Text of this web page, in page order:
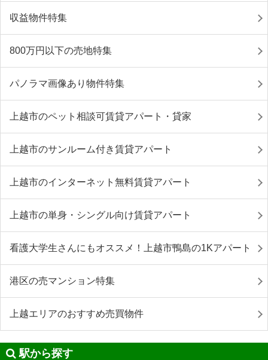
収益物件特集
800万円以下の売地特集
パノラマ画像あり物件特集
上越市のペット相談可賃貸アパート・貸家
上越市のサンルーム付き賃貸アパート
上越市のインターネット無料賃貸アパート
上越市の単身・シングル向け賃貸アパート
看護大学生さんにもオススメ！上越市鴨島の1Kアパート
港区の売マンション特集
上越エリアのおすすめ売買物件
駅から探す